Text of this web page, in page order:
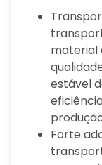
material
estável
Forte